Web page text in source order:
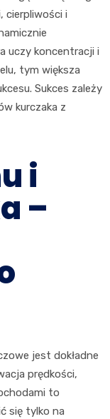
cierpliwości i
uczy koncentracji i
tym większa
Sukces zależy
kurczaka z
i
–
jest dokładne
prędkości,
to
się tylko na